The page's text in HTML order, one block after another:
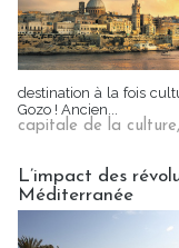
destination à la fois
Gozo ! Ancien...
capitale de la culture,
L’impact des
Méditerranée